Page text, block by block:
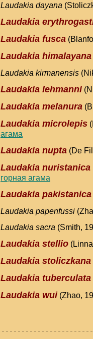
Laudakia dayana
Laudakia
Laudakia fusca
Laudakia himalayana
Laudakia kirmanensis
Laudakia lehmanni
Laudakia melanura
Laudakia microlepis
агама
Laudakia nupta (De
Laudakia nuristanica
горная агама
Laudakia pakistanica
Laudakia papenfussi
Laudakia sacra (Smith,
Laudakia stellio
Laudakia stoliczkana
Laudakia tuberculata
Laudakia wui(Zhao,